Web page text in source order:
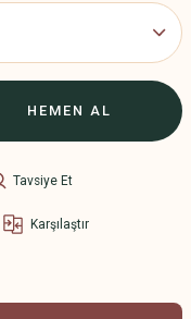
HEMEN AL
Tavsiye Et
Karşılaştır